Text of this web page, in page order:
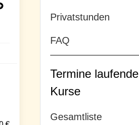
Privatstunden
FAQ
Termine laufende
Kurse
Gesamtliste